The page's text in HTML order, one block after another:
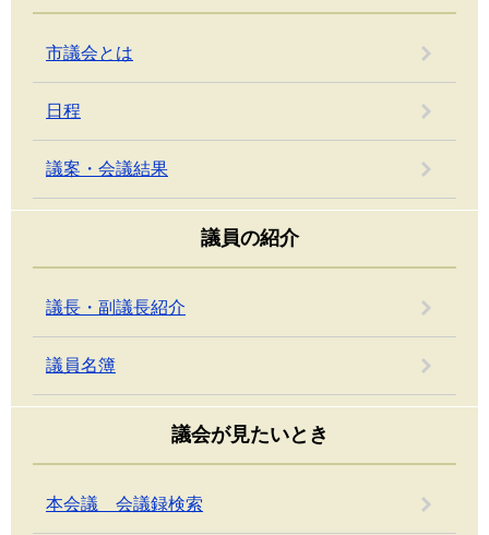
市議会とは
日程
議案・会議結果
議員の紹介
議長・副議長紹介
議員名簿
議会が見たいとき
本会議 会議録検索